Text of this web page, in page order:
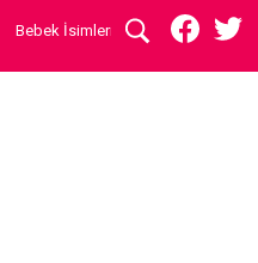
Bebek İsimleri